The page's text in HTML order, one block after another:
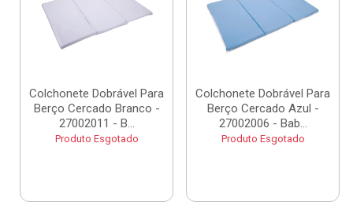
Colchonete Dobrável Para
Berço Cercado Branco -
27002011 - B...
Produto Esgotado
Colchonete Dobrável Para
Berço Cercado Azul -
27002006 - Bab...
Produto Esgotado